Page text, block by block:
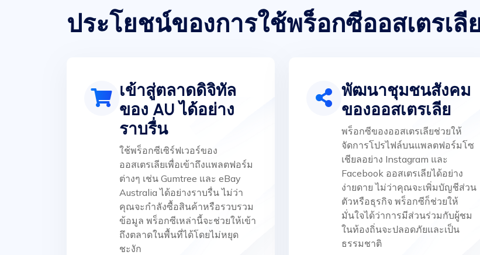
ประโยชน์ของการใช้พร็อกซีออสเตรเลี
เข้าสู่ตลาดดิจิทัล
ของ AU ได้อย่าง
ราบรื่น
ใช้พร็อกซีเซิร์ฟเวอร์ของ
ออสเตรเลียเพื่อเข้าถึงแพลตฟอร์ม
ต่างๆ เช่น Gumtree และ eBay
Australia ได้อย่างราบรื่น ไม่ว่า
คุณจะกำลังซื้อสินค้าหรือรวบรวม
ข้อมูล พร็อกซีเหล่านี้จะช่วยให้เข้า
ถึงตลาดในพื้นที่ได้โดยไม่หยุด
ชะงัก
พัฒนาชุมชนสังคม
ของออสเตรเลีย
พร็อกซีของออสเตรเลียช่วยให้
จัดการโปรไฟล์บนแพลตฟอร์มโซ
เชียลอย่าง Instagram และ
Facebook ออสเตรเลียได้อย่าง
ง่ายดาย ไม่ว่าคุณจะเพิ่มบัญชีส่วน
ตัวหรือธุรกิจ พร็อกซีก็ช่วยให้
มั่นใจได้ว่าการมีส่วนร่วมกับผู้ชม
ในท้องถิ่นจะปลอดภัยและเป็น
ธรรมชาติ